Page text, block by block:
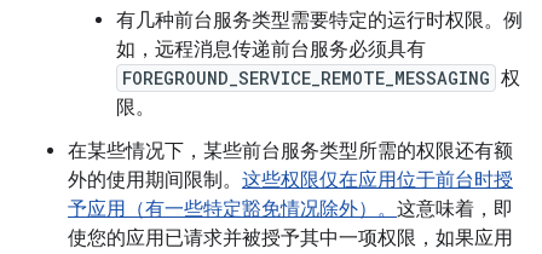
有几种前台服务类型需要特定的运行时权限。例
如，远程消息传递前台服务必须具有
FOREGROUND_SERVICE_REMOTE_MESSAGING 权
限。
在某些情况下，某些前台服务类型所需的权限还有额
外的使用期间限制。 这些权限仅在应用位于前台时授
予应用（有一些特定豁免情况除外）。 这意味着，即
使您的应用已请求并被授予其中一项权限，如果应用